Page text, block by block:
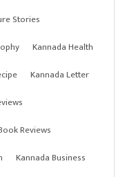
Stories
Kannada Health
Kannada Letter
Reviews
Kannada Business